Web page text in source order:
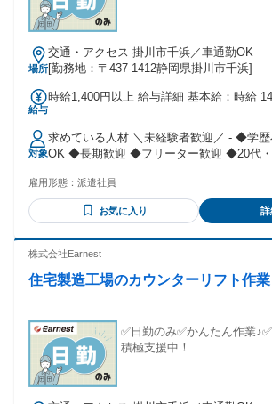
場所
交通・アクセス 掛川市千浜／車通勤OK
[勤務地：〒437-1412静岡県掛川市千浜]
給与
時給1,400円以上 給与詳細 基本給：時給
対象
求めている人材 ＼未経験者歓迎／ - ◆学
OK ◆長期歓迎 ◆フリーター歓迎 ◆20代・
の仕事でたくさん稼ぎたい！ ✅正社員の仕
期間だけ ✅アルバイトやパートの経験し
みなさん大歓迎です。
雇用形態： 派遣社員
お気に入り 詳
株式会社Earnest
住宅製造工場のカウンターリフト作業
✅日勤のみ✅かんたん作業
積極支援中！